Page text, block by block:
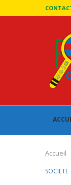
Accueil
SOCIÉTÉ